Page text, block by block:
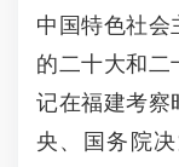
中国特色社会
的二十大和二
记在福建考察
央、国务院